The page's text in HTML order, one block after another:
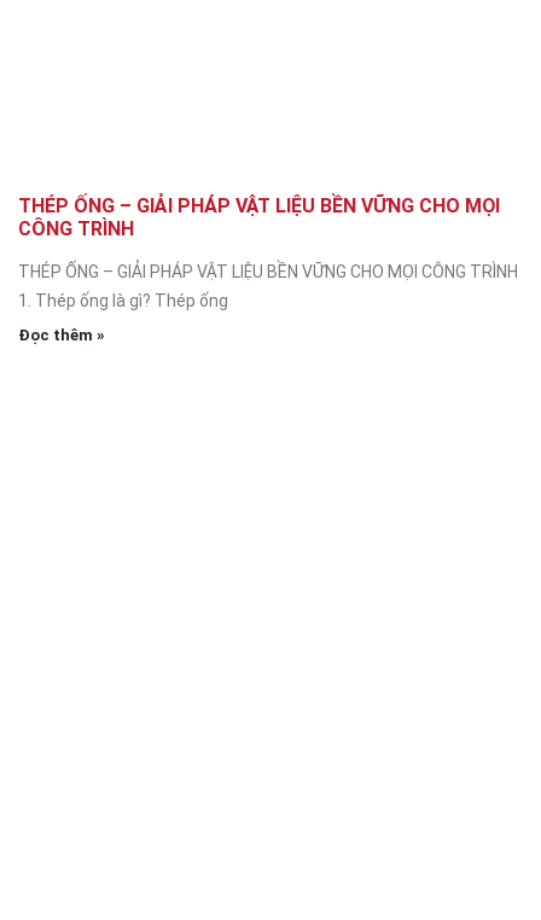
THÉP ỐNG – GIẢI PHÁP VẬT LIỆU BỀN VỮNG CHO MỌI
CÔNG TRÌNH
THÉP ỐNG – GIẢI PHÁP VẬT LIỆU BỀN VỮNG CHO MỌI CÔNG TRÌNH
1. Thép ống là gì? Thép ống
Đọc thêm »